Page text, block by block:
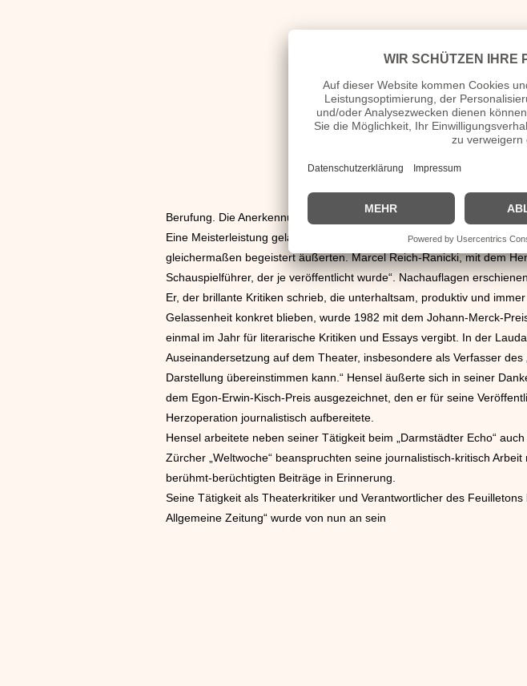
Berufung. Die Anerkennung dafür blieb nicht aus.
Eine Meisterleistung gelang Hensel mit seinem zweibändigen
gleichermaßen begeistert äußerten. Marcel Reich-Ranicki, mit dem
Schauspielführer, der je veröffentlicht wurde“. Nachauflagen
Er, der brillante Kritiken schrieb, die unterhaltsam, produktiv und
Gelassenheit konkret blieben, wurde 1982 mit dem Johann-Merck-
einmal im Jahr für literarische Kritiken und Essays vergibt. In der
Auseinandersetzung auf dem Theater, insbesondere als Verfasser
Darstellung übereinstimmen kann.“ Hensel äußerte sich in seiner
dem Egon-Erwin-Kisch-Preis ausgezeichnet, den er für seine
Herzoperation journalistisch aufbereitete.
Hensel arbeitete neben seiner Tätigkeit beim „Darmstädter Echo“
Zürcher „Weltwoche“ beanspruchten seine journalistisch-kritisch
berühmt-berüchtigten Beiträge in Erinnerung.
Seine Tätigkeit als Theaterkritiker und Verantwortlicher des
Allgemeine Zeitung“ wurde von nun an sein